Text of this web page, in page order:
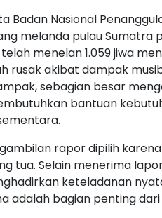
Badan Nasional
melanda pulau
menelan 1.059 jiwa
rusak akibat dampak
sebagian besar
bantuan
rapor dipilih
tua. Selain menerima
keteladanan
adalah bagian penting